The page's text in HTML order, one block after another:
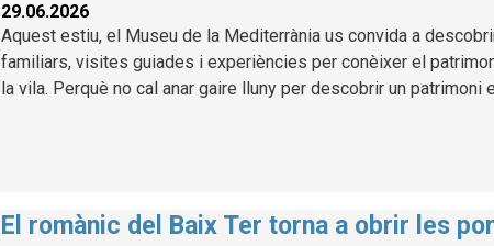
29.06.2026
Aquest estiu, el Museu de la Mediterrània us convida a
familiars, visites guiades i experiències per conèixer el
la vila. Perquè no cal anar gaire lluny per descobrir un patrimoni
El romànic del Baix Ter torna a obrir les